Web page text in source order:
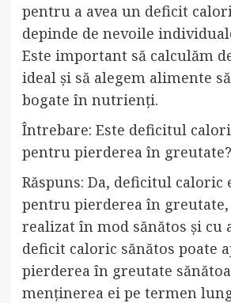
pentru a avea un deficit
depinde de nevoile
Este important să calculăm
ideal și să alegem alimente
bogate în nutrienți.
Întrebare: Este deficitul
pentru pierderea în greutate?
Răspuns: Da, deficitul caloric
pentru pierderea în greutate,
realizat în mod sănătos și cu
deficit caloric sănătos poate
pierderea în greutate
menținerea ei pe termen